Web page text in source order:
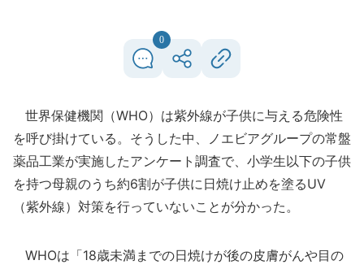
0
世界保健機関（WHO）は紫外線が子供に与える危険性
を呼び掛けている。そうした中、ノエビアグループの常盤
薬品工業が実施したアンケート調査で、小学生以下の子供
を持つ母親のうち約6割が子供に日焼け止めを塗るUV
（紫外線）対策を行っていないことが分かった。
WHOは「18歳未満までの日焼けが後の皮膚がんや目の